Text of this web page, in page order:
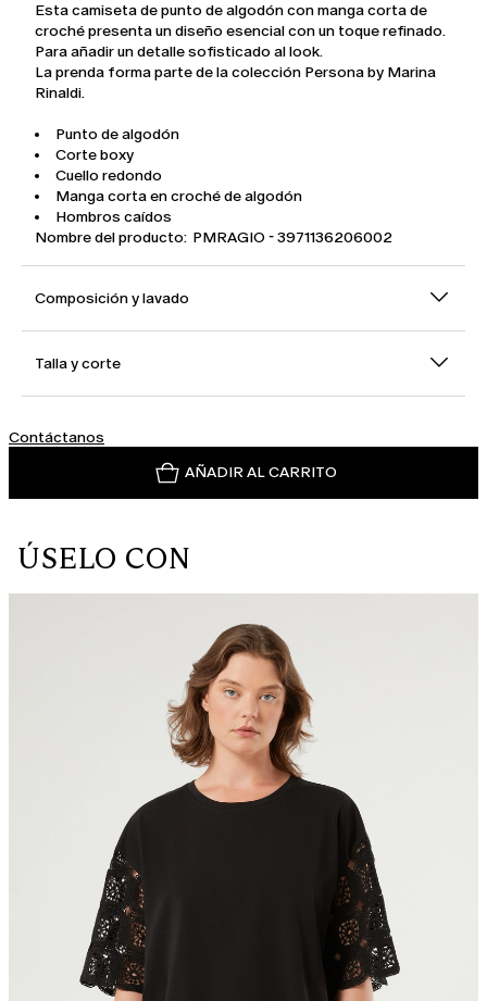
Esta camiseta de punto de algodón con manga corta de
croché presenta un diseño esencial con un toque refinado.
Para añadir un detalle sofisticado al look.
La prenda forma parte de la colección Persona by Marina
Rinaldi.
Punto de algodón
Corte boxy
Cuello redondo
Manga corta en croché de algodón
Hombros caídos
Nombre del producto: PMRAGIO - 3971136206002
Composición y lavado
Talla y corte
Contáctanos
AÑADIR AL CARRITO
ÚSELO CON